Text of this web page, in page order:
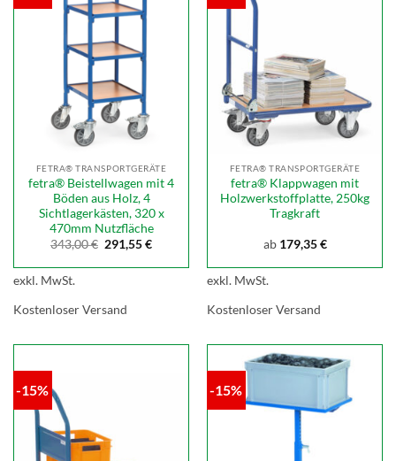
FETRA® TRANSPORTGERÄTE
fetra® Beistellwagen mit 4
Böden aus Holz, 4
Sichtlagerkästen, 320 x
470mm Nutzfläche
343,00€ Ursprünglicher
Preis
war:
291,55€Aktueller
ist:
exkl. MwSt.
Kostenloser Versand
FETRA® TRANSPORTGERÄTE
fetra® Klappwagen mit
Holzwerkstoffplatte, 250kg
Tragkraft
ab 179,35€
exkl. MwSt.
Kostenloser Versand
-15% -15%